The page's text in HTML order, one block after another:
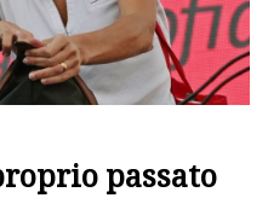
passato